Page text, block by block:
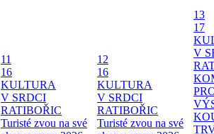
11
16
KULTURA
V SRDCI
RATIBOŘIC
Turisté zvou na své
12
16
KULTURA
V SRDCI
RATIBOŘIC
Turisté zvou na své
13
17
V